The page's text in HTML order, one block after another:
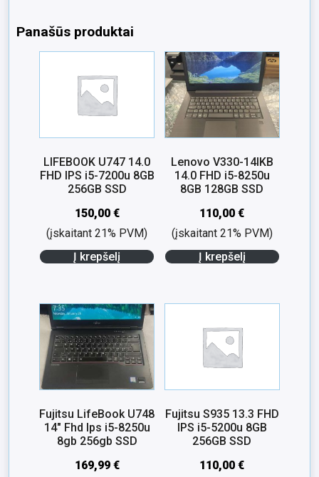
Panašūs produktai
LIFEBOOK U747 14.0
FHD IPS i5-7200u 8GB
256GB SSD
150,00 €
(įskaitant 21% PVM)
Į krepšelį
Lenovo V330-14IKB
14.0 FHD i5-8250u
8GB 128GB SSD
110,00€
(įskaitant 21% PVM)
Į krepšelį
Fujitsu LifeBook U748
14″ Fhd Ips i5-8250u
8gb 256gb SSD
169,99 €
Fujitsu S935 13.3 FHD
IPS i5-5200u 8GB
256GB SSD
110,00€